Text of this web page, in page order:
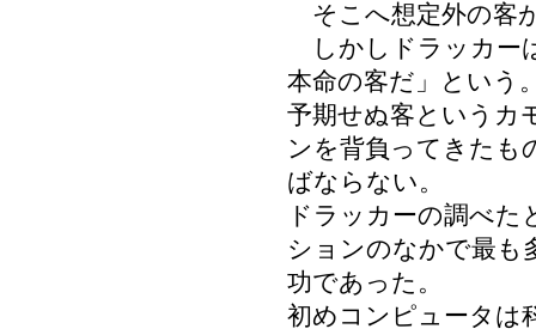
そこへ想定外の客
しかしドラッカー
本命の客だ」という
予期せぬ客というカ
ンを背負ってきたも
ばならない。
ドラッカーの調べ
ションのなかで最も
功であった。
初めコンピュータは